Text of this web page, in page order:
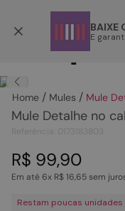
BAIXE
E
Mules
Mule Detalhe no
R$ 99,90
Em até6x R$16,65sem
Restam poucas
1º
2º
tenis
4º
sandalia
5º
rasteira
6º
tamanco